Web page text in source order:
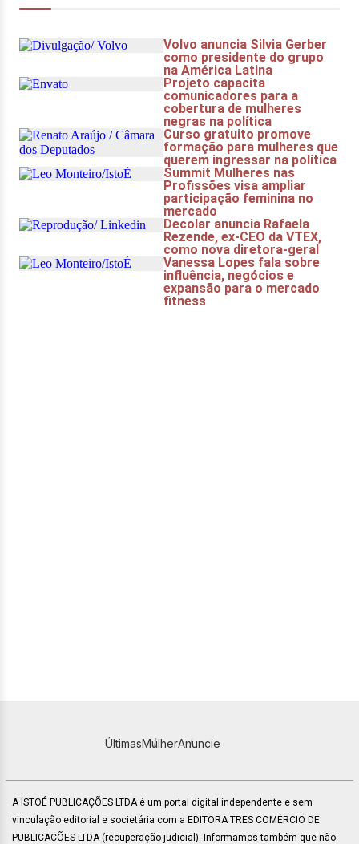
ÚltimasMulherAnuncie
A ISTOÉ PUBLICAÇÕES LTDA é um portal digital independente e sem
vinculação editorial e societária com a EDITORA TRES COMÉRCIO DE
PUBLICACÕES LTDA (recuperação judicial). Informamos também que não